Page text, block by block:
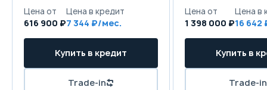
Цена от
616 900 ₽
Цена в кредит
7 344 ₽/мес.
Купить в кредит
Trade-in
Цена от
1 398 000 ₽
Цена в
16
Купить в
Trade-in